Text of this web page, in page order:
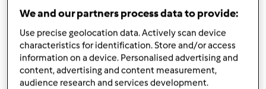
uova,
260g farina 00
260gzucchero
50gacqua
1bustina di lievito per dolci
1pizzico di sale fino
We and our partners process data to provide:
Use precise geolocation data. Actively scan device
characteristics for identification. Store and/or access
information on a device. Personalised advertising and
content, advertising and content measurement,
audience research and services development.